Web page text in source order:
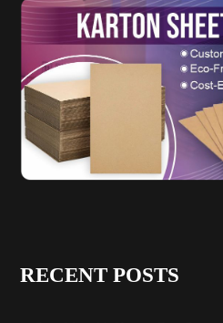
RECENT POSTS